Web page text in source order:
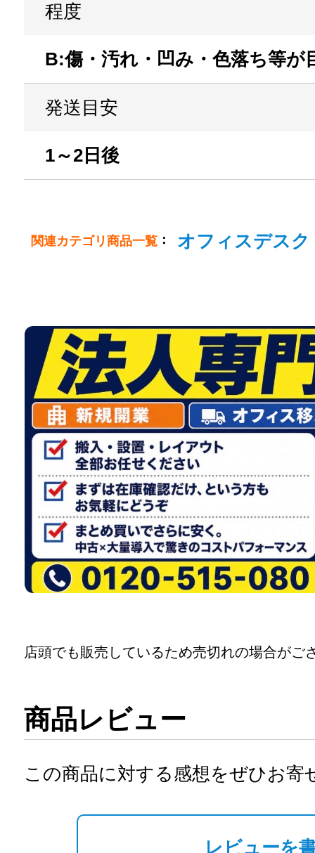
程度
B:傷・汚れ・凹み・色落ち等が
発送目安
1～2日後
関連カテゴリ商品一覧 ： オフィスデスク
店頭でも販売しているため売切れの場合がご
商品レビュー
この商品に対する感想をぜひお寄
レビューを